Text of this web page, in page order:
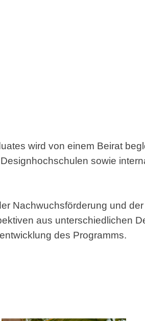
wird von einem Beirat
sowie
Nachwuchsförderung und
aus unterschiedlichen
des Programms.